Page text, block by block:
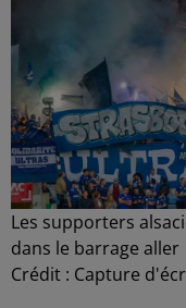
Les supporters
dans le barrage aller
Crédit : Capture